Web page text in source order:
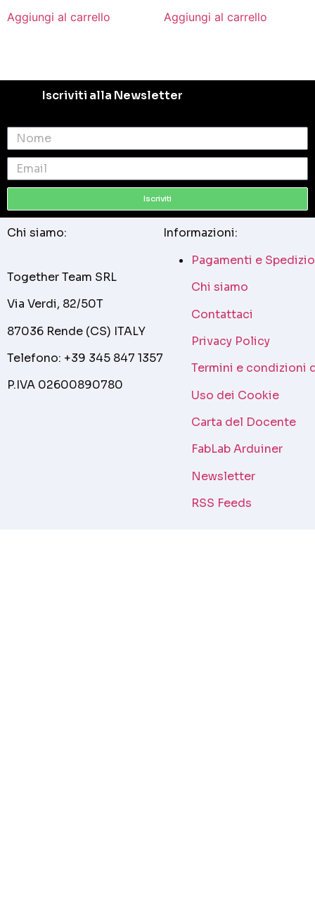
Aggiungi al carrello Aggiungi al carrello
Iscriviti alla Newsletter
Iscriviti
Chi siamo:
Together Team SRL
Via Verdi, 82/50T
87036 Rende (CS) ITALY
Telefono: +39 345 847 1357
P.IVA 02600890780
Informazioni:
Pagamenti e
Chi siamo
Contattaci
Privacy Policy
Termini e condizioni
Uso dei Cookie
Carta del Docente
FabLab Arduiner
Newsletter
RSS Feeds